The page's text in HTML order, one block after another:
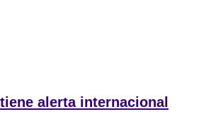
alerta internacional